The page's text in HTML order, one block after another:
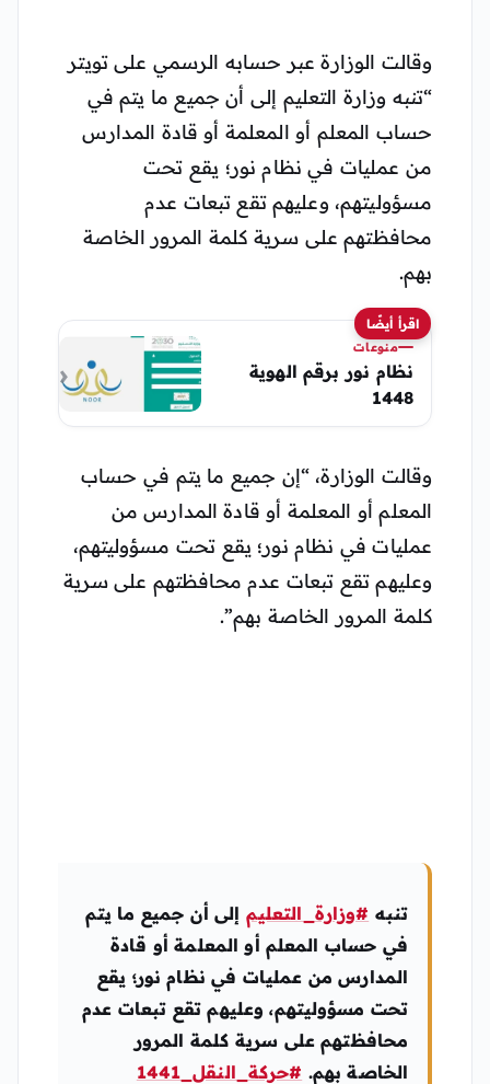
وقالت الوزارة عبر حسابه الرسمي على تويتر
“تنبه وزارة التعليم إلى أن جميع ما يتم في
حساب المعلم أو المعلمة أو قادة المدارس
من عمليات في نظام نور؛ يقع تحت
مسؤوليتهم، وعليهم تقع تبعات عدم
محافظتهم على سرية كلمة المرور الخاصة
بهم.
اقرأ أيضًا
منوعات
نظام نور برقم الهوية
1448
وقالت الوزارة، “إن جميع ما يتم في حساب
المعلم أو المعلمة أو قادة المدارس من
عمليات في نظام نور؛ يقع تحت مسؤوليتهم،
وعليهم تقع تبعات عدم محافظتهم على سرية
كلمة المرور الخاصة بهم”.
تنبه #وزارة_التعليم إلى أن جميع ما يتم
في حساب المعلم أو المعلمة أو قادة
المدارس من عمليات في نظام نور؛ يقع
تحت مسؤوليتهم، وعليهم تقع تبعات عدم
محافظتهم على سرية كلمة المرور
الخاصة بهم. #حركة_النقل_1441